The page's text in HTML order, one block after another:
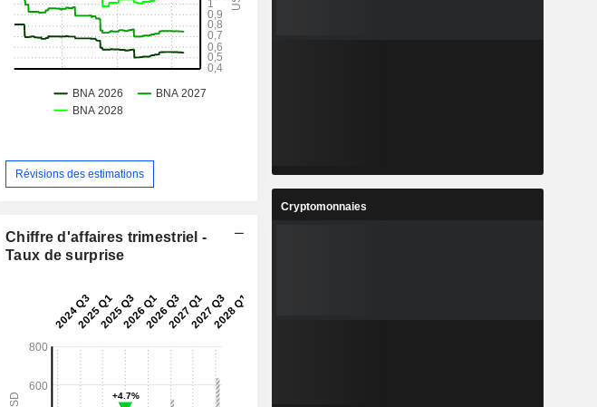
Révisions des estimations
Chiffre d'affaires trimestriel -
Taux de surprise
Cryptomonnaies